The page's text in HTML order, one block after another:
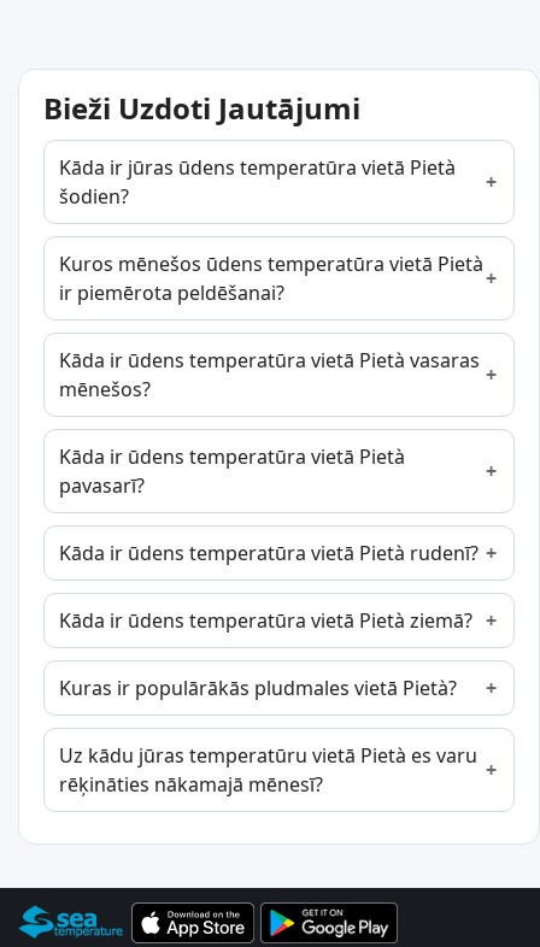
Bieži Uzdoti Jautājumi
Kāda ir jūras ūdens temperatūra vietā Pietà
šodien?
Kuros mēnešos ūdens temperatūra vietā Pietà
ir piemērota peldēšanai?
Kāda ir ūdens temperatūra vietā Pietà vasaras
mēnešos?
Kāda ir ūdens temperatūra vietā Pietà
pavasarī?
Kāda ir ūdens temperatūra vietā Pietà rudenī?
Kāda ir ūdens temperatūra vietā Pietà ziemā?
Kuras ir populārākās pludmales vietā Pietà?
Uz kādu jūras temperatūru vietā Pietà es varu
rēķināties nākamajā mēnesī?